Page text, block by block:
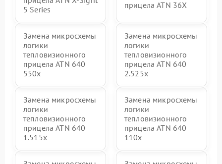
5 Series
прицела ATN 36X
Замена микросхемы
логики
тепловизионного
прицела ATN 640
550x
Замена микросхемы
логики
тепловизионного
прицела ATN 640
2.525x
Замена микросхемы
логики
тепловизионного
прицела ATN 640
1.515x
Замена микросхемы
логики
тепловизионного
прицела ATN 640
110x